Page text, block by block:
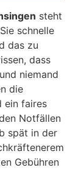
steht
schnelle
das zu
dass
niemand
die
ein faires
Notfällen
spät in der
Gebühren